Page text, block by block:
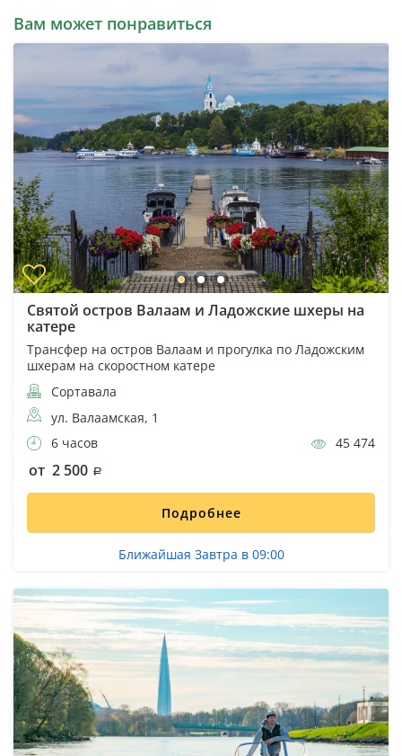
Вам может понравиться
Святой остров Валаам и Ладожские шхеры на
катере
Трансфер на остров Валаам и прогулка по Ладожским
шхерам на скоростном катере
Сортавала
ул. Валаамская, 1
6 часов
45 474
от 2 500
Подробнее
Ближайшая Завтра в 09:00